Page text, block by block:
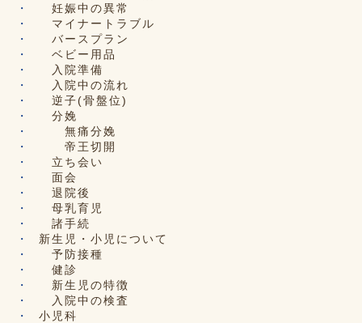
妊娠中の異常
マイナートラブル
バースプラン
ベビー用品
入院準備
入院中の流れ
逆子(骨盤位)
分娩
無痛分娩
帝王切開
立ち会い
面会
退院後
母乳育児
諸手続
新生児・小児について
予防接種
健診
新生児の特徴
入院中の検査
小児科